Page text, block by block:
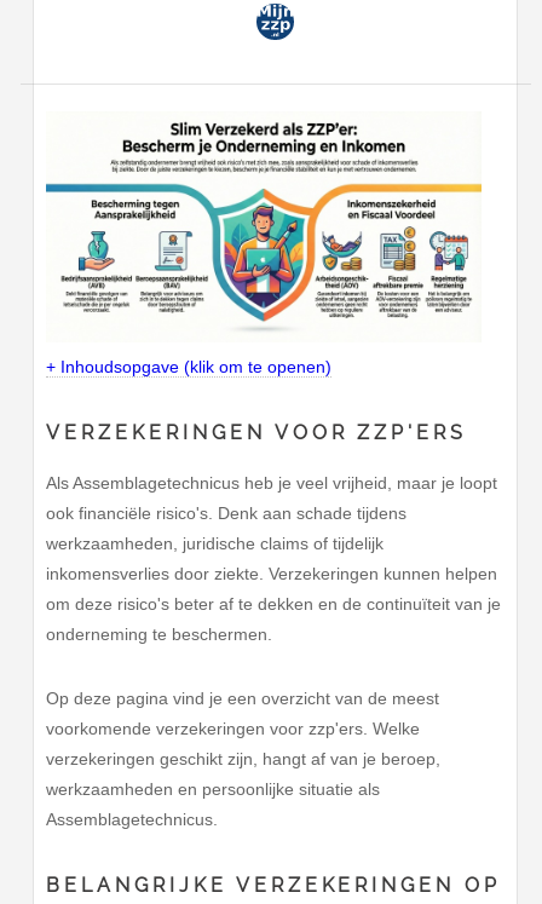
+ Inhoudsopgave (klik om te openen)
VERZEKERINGEN VOOR ZZP'ERS
Als Assemblagetechnicus heb je veel vrijheid, maar je loopt
ook financiële risico's. Denk aan schade tijdens
werkzaamheden, juridische claims of tijdelijk
inkomensverlies door ziekte. Verzekeringen kunnen helpen
om deze risico's beter af te dekken en de continuïteit van je
onderneming te beschermen.
Op deze pagina vind je een overzicht van de meest
voorkomende verzekeringen voor zzp'ers. Welke
verzekeringen geschikt zijn, hangt af van je beroep,
werkzaamheden en persoonlijke situatie als
Assemblagetechnicus.
BELANGRIJKE VERZEKERINGEN OP